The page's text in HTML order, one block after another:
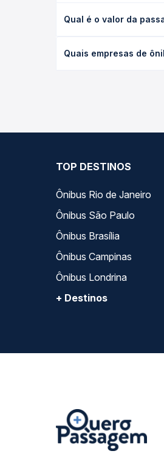
executivo ou leito) e as
Qual é o valor da
poltrona e a
Quais empresas de
TOP DESTINOS
Ônibus Rio de Janeiro
Ônibus São Paulo
Ônibus Brasília
Ônibus Campinas
Ônibus Londrina
+ Destinos